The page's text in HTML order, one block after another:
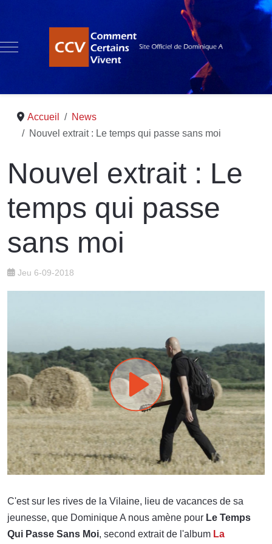
Mobile Menu Toggle
Accueil
News
Nouvel extrait : Le temps qui passe sans moi
Nouvel extrait : Le
temps qui passe
sans moi
Jeu 6-09-2018
C'est sur les rives de la Vilaine, lieu de vacances de sa
jeunesse, que Dominique A nous amène pour Le Temps
Qui Passe Sans Moi, second extrait de l'album La